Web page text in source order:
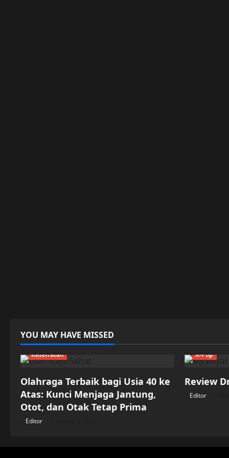
YOU MAY HAVE MISSED
Kesehatan
Olahraga Terbaik bagi Usia 40 ke
Atas: Kunci Menjaga Jantung,
Otot, dan Otak Tetap Prima
Editor
K-Pop
Review
Editor